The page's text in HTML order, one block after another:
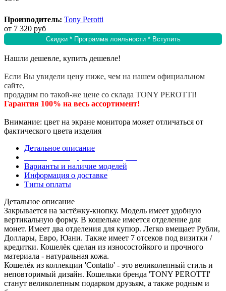
Производитель: Tony Perotti
от 7 320 руб
Скидки * Программа лояльности * Вступить
Нашли дешевле, купить дешевле!
Если Вы увидели цену ниже, чем на нашем официальном
сайте,
продадим по такой-же цене со склада TONY PEROTTI!
Гарантия 100% на весь ассортимент!
Внимание: цвет на экране монитора может отличаться от
фактического цвета изделия
Детальное описание
Варианты и наличие моделей
Информация о доставке
Типы оплаты
Детальное описание
Закрывается на застёжку-кнопку. Модель имеет удобную
вертикальную форму. В кошельке имеется отделение для
монет. Имеет два отделения для купюр. Легко вмещает Рубли,
Доллары, Евро, Юани. Также имеет 7 отсеков под визитки /
кредитки. Кошелёк сделан из износостойкого и прочного
материала - натуральная кожа.
Кошелёк из коллекции 'Contatto' - это великолепный стиль и
неповторимый дизайн. Кошельки бренда 'TONY PEROTTI'
станут великолепным подарком друзьям, а также родным и